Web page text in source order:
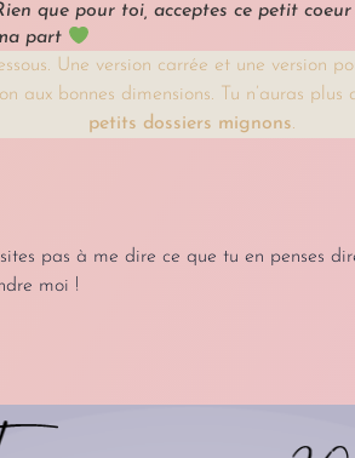
que pour toi, acceptes ce petit
part
Une version carrée et une version
aux bonnes dimensions. Tu n’auras plus
petits dossiers mignons.
pas à me dire ce que tu en penses
moi !